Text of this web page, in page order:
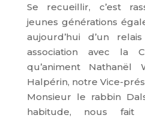
Se recueillir, c’est
jeunes générations
aujourd’hui d’un
association avec la
qu’animent Nathanël
Halpérin, notre Vice-
Monsieur le rabbin
habitude, nous fait